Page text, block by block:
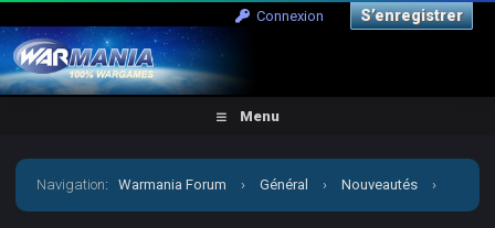
Connexion S’enregistrer
Menu
Navigation:Warmania Forum › Général › Nouveautés ›